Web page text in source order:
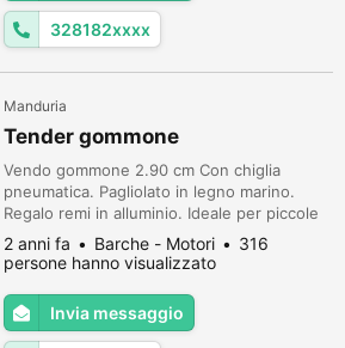
328182xxxx
Manduria
Tender gommone
Vendo gommone 2.90 cm Con chiglia
pneumatica. Pagliolato in legno marino.
Regalo remi in alluminio. Ideale per piccole
escursioni o pesca sottocosta. Sicuramente
ci sarà qualche micro perdita ma mantiene
pressione fino a 10 giorni. Per il resto è
sicuro e affidabile.
2 anni fa Barche - Motori
316
persone hanno visualizzato
Invia messaggio